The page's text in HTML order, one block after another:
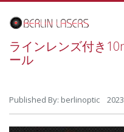
to
Content
ラインレンズ付き
ール
Published By: berlinoptic